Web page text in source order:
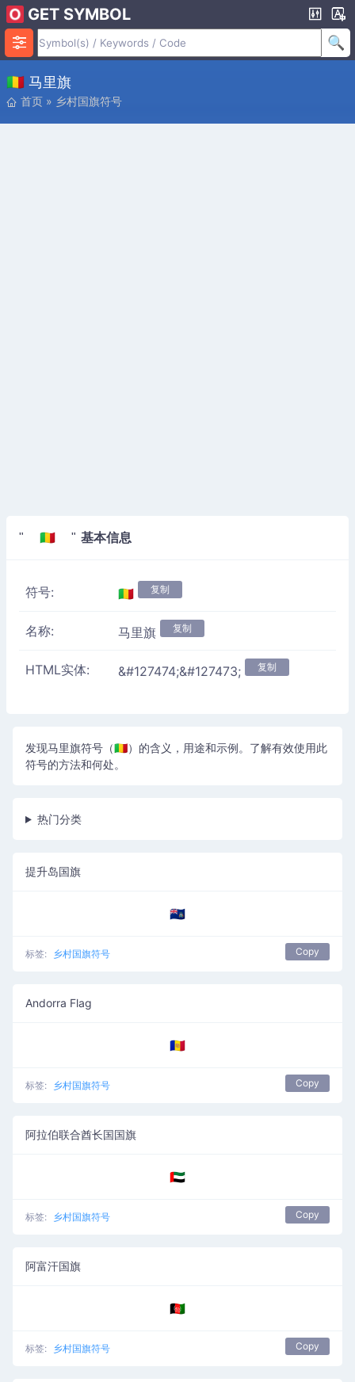
GET SYMBOL
🇲🇱 马里旗
首页 » 乡村国旗符号
" 🇲🇱 " 基本信息
符号: 🇲🇱 复制
名称: 马里旗 复制
HTML实体: &#127474;&#127473; 复制
发现马里旗符号（🇲🇱）的含义，用途和示例。了解有效使用此
符号的方法和何处。
热门分类
提升岛国旗
🇦🇨
标签: 乡村国旗符号 Copy
Andorra Flag
🇦🇩
标签: 乡村国旗符号 Copy
阿拉伯联合酋长国国旗
🇦🇪
标签: 乡村国旗符号 Copy
阿富汗国旗
🇦🇫
标签: 乡村国旗符号 Copy